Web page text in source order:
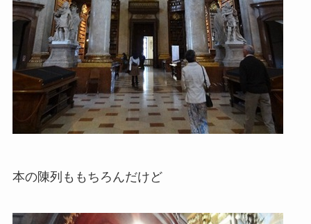
本の陳列ももちろんだけど